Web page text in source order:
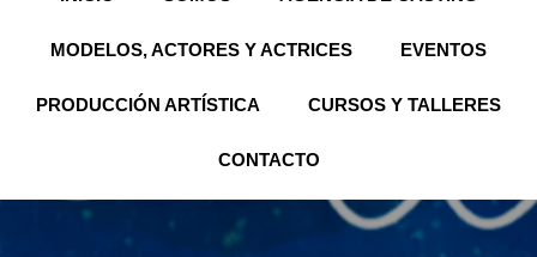
Recent Posts
Hello world!
MODELOS, ACTORES Y ACTRICES EVENTOS
PRODUCCIÓN ARTÍSTICA CURSOS Y TALLERES
CONTACTO